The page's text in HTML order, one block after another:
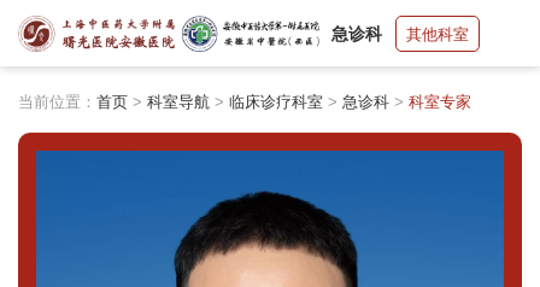
急诊科 其他科室
当前位置： 首页 > 科室导航 > 临床诊疗科室 > 急诊科 > 科室专家